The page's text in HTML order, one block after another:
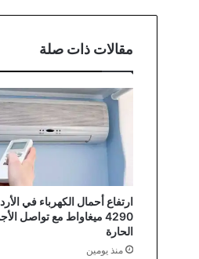
مقالات ذات صلة
ارتفاع أحمال الكهرباء في
4290 ميغاواط مع تواصل
الحارة
منذ يومين